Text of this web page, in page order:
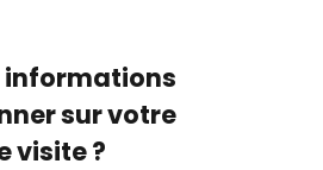
informations
sur votre
visite ?